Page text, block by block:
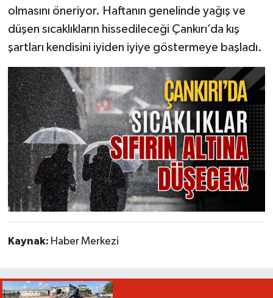
olmasını öneriyor. Haftanın genelinde yağış ve
düşen sıcaklıkların hissedileceği Çankırı’da kış
şartları kendisini iyiden iyiye göstermeye başladı.
Kaynak: Haber Merkezi